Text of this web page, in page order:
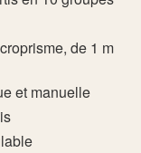
de 1 m
et manuelle